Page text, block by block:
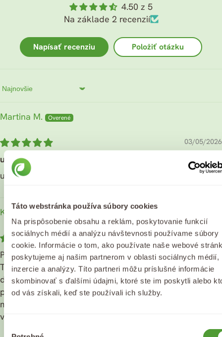
Táto webstránka používa súbory cookies
Na prispôsobenie obsahu a reklám, poskytovanie funkcií
sociálnych médií a analýzu návštevnosti používame súbory
cookie. Informácie o tom, ako používate naše webové
poskytujeme aj našim partnerom v oblasti sociálnych médií,
inzercie a analýzy. Títo partneri môžu príslušné informácie
skombinovať s ďalšími údajmi, ktoré ste im poskytli alebo
od vás získali, keď ste používali ich služby.
4.50 z 5
Na základe 2 recenzií
Napísať recenziu Položiť otázku
Sort by
Martina M.
03/05/2026
uplne najlepší používam na ekzém aj na suchú
uplne najlepší používam na ekzém aj na suchú kožu
Kateřina F.
02/19/2022
Pro jeho nádhernou kokosovou vůni bych vraždila.
Tento kokosový olej jsem používala na vlasy, kterým
dodal lesk a vůni, ale vzhledem k mé mastící se
pokožce hlavy, jsem jej mohla používat nejvýše 1×
měsíčně. Pro někoho, kdo netrpí na rychle se mastící
vlasy je to naprostý ideál a nahradí kondicionér.